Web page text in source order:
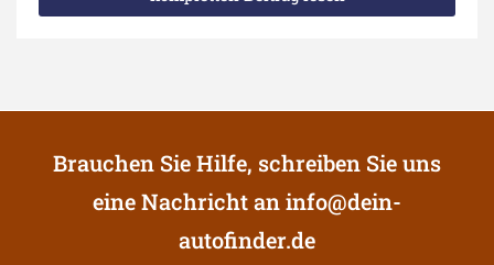
Brauchen Sie Hilfe, schreiben Sie uns
eine Nachricht aninfo@dein-
autofinder.de